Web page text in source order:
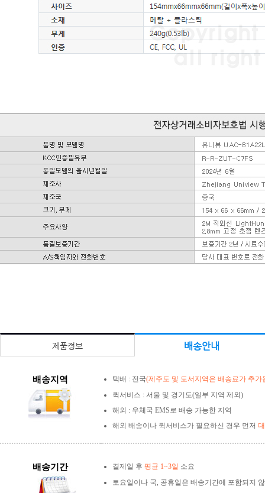
제품정보 배송안내
배송지역 택배 : 전국(제주도 및 도서지역은 배송료가 추가
퀵서비스 : 서울 및 경기도(일부 지역 제외)
해외 : 우체국 EMS로 배송 가능한 지역
해외 배송이나 퀵서비스가 필요하신 경우 먼저
배송기간 결제일 후 평균 1~3일 소요
토요일이나 국, 공휴일은 배송기간에 포함되지